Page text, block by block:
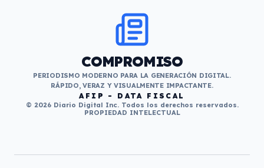
COMPROMISO
PERIODISMO MODERNO PARA LA GENERACIÓN DIGITAL.
RÁPIDO, VERAZ Y VISUALMENTE IMPACTANTE.
AFIP - DATA FISCAL
© 2026 Diario Digital Inc. Todos los derechos reservados.
PROPIEDAD INTELECTUAL